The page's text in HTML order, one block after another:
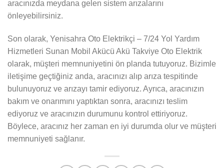
aracınızda meydana gelen sistem arızalarını
önleyebilirsiniz.
Son olarak, Yenisahra Oto Elektrikçi – 7/24 Yol Yardım
Hizmetleri Sunan Mobil Akücü Akü Takviye Oto Elektrik
olarak, müşteri memnuniyetini ön planda tutuyoruz. Bizimle
iletişime geçtiğiniz anda, aracınızı alıp arıza tespitinde
bulunuyoruz ve arızayı tamir ediyoruz. Ayrıca, aracınızın
bakım ve onarımını yaptıktan sonra, aracınızı teslim
ediyoruz ve aracınızın durumunu kontrol ettiriyoruz.
Böylece, aracınız her zaman en iyi durumda olur ve müşteri
memnuniyeti sağlanır.